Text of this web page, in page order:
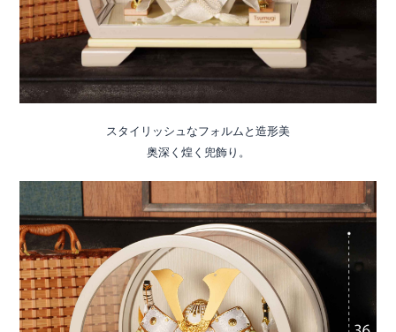
スタイリッシュなフォルムと造形美
奥深く煌く兜飾り。